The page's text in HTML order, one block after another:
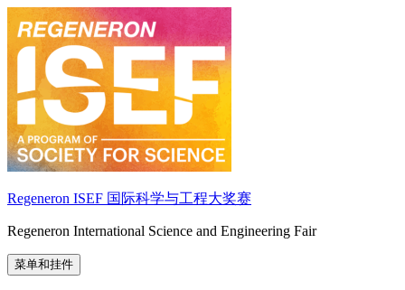
至
内
Regeneron ISEF 国际科学与工程大奖赛
Regeneron International Science and Engineering Fair
菜单和挂件